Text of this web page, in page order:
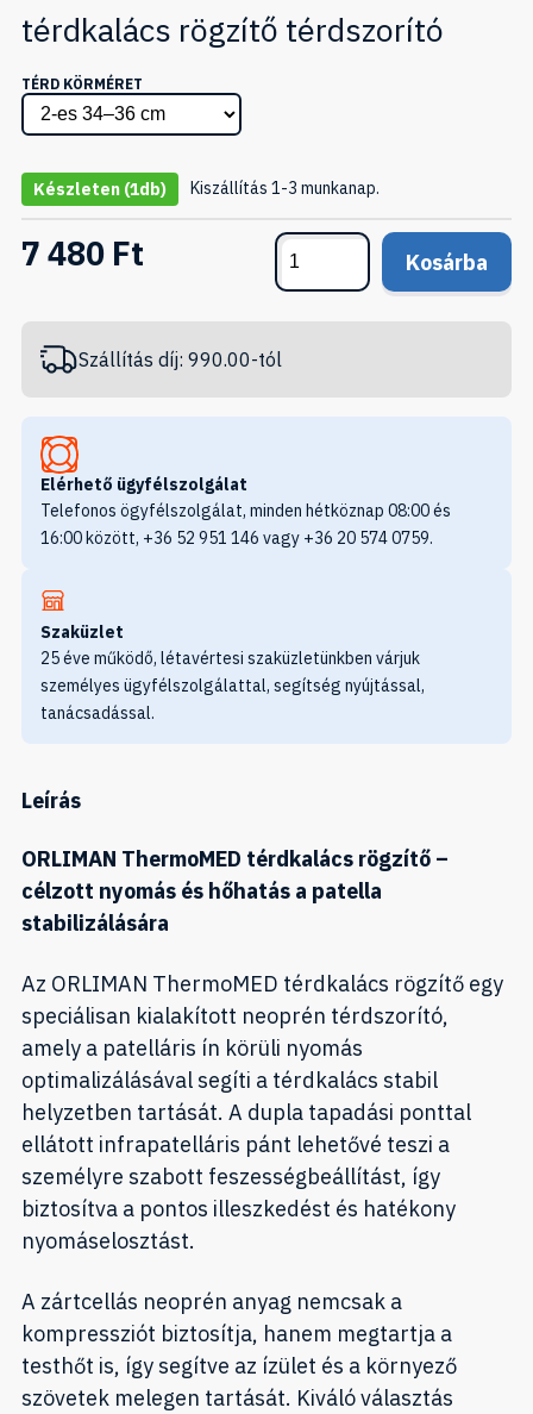
térdkalács rögzítő térdszorító
TÉRD KÖRMÉRET
Készleten (1db) Kiszállítás 1-3 munkanap.
7 480 Ft Kosárba
Szállítás díj: 990.00-tól
Elérhető ügyfélszolgálat
Telefonos ögyfélszolgálat, minden hétköznap 08:00 és
16:00 között, +36 52 951 146 vagy +36 20 574 0759.
Szaküzlet
25 éve működő, létavértesi szaküzletünkben várjuk
személyes ügyfélszolgálattal, segítség nyújtással,
tanácsadással.
Leírás
ORLIMAN ThermoMED térdkalács rögzítő –
célzott nyomás és hőhatás a patella
stabilizálására
Az ORLIMAN ThermoMED térdkalács rögzítő egy
speciálisan kialakított neoprén térdszorító,
amely a patelláris ín körüli nyomás
optimalizálásával segíti a térdkalács stabil
helyzetben tartását. A dupla tapadási ponttal
ellátott infrapatelláris pánt lehetővé teszi a
személyre szabott feszességbeállítást, így
biztosítva a pontos illeszkedést és hatékony
nyomáselosztást.
A zártcellás neoprén anyag nemcsak a
kompressziót biztosítja, hanem megtartja a
testhőt is, így segítve az ízület és a környező
szövetek melegen tartását. Kiváló választás